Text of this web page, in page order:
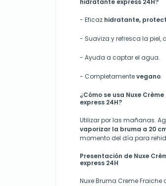
hidratante express 24H?
- Eficaz hidratante,
- Suaviza y refresca la piel,
- Ayuda a captar el agua.
- Completamentevegano.
¿Cómo se usa Nuxe
express 24H?
Utilizar por las mañanas.
vaporizar la bruma a 20
momento del día para
Presentación de Nuxe
express 24H
Nuxe Bruma Creme Fraiche